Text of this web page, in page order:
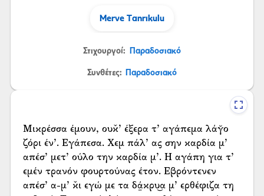
Merve Tanrıkulu
Στιχουργοί: Παραδοσιακό
Συνθέτες: Παραδοσιακό
Μικρέσσα έμουν, ουκ̌’ έξερα τ’ αγάπεμα λάγ̆ο
ζόρι έν’. Εγάπεσα. Χεμ πάλ’ ας σην καρδία μ’
απέσ’ μετ’ ούλο την καρδία μ’. Η αγάπη για τ’
εμέν τρανόν φουρτούνας έτον. Εβρόντενεν
απέσ’ α-μ’ κ̌ι εγώ με τα δά̤κρυ͜α μ’ ερθέφιζα τη